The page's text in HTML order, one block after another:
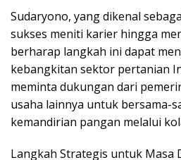
Sudaryono, yang dikenal
sukses meniti karier hingga
berharap langkah ini dapat
kebangkitan sektor pertanian
meminta dukungan dari
usaha lainnya untuk bersama-
kemandirian pangan melalui
Langkah Strategis untuk Masa